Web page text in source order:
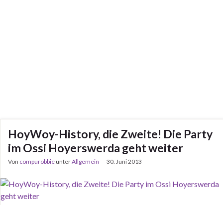
HoyWoy-History, die Zweite! Die Party
im Ossi Hoyerswerda geht weiter
Von compurobbieunterAllgemein 30. Juni 2013